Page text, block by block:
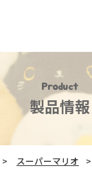
Product
製品情報
スーパーマリオ